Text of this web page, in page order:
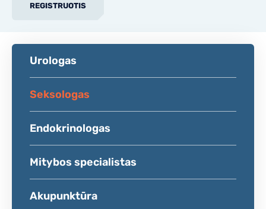
REGISTRUOTIS
Urologas
Seksologas
Endokrinologas
Mitybos specialistas
Akupunktūra